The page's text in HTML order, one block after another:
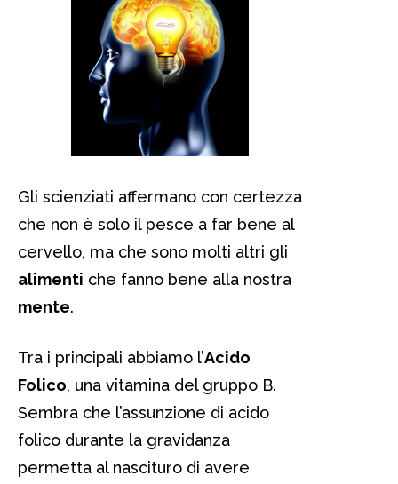
Gli scienziati affermano con certezza
che non è solo il pesce a far bene al
cervello, ma che sono molti altri gli
alimenti che fanno bene alla nostra
mente.
Tra i principali abbiamo l’Acido
Folico, una vitamina del gruppo B.
Sembra che l’assunzione di acido
folico durante la gravidanza
permetta al nascituro di avere